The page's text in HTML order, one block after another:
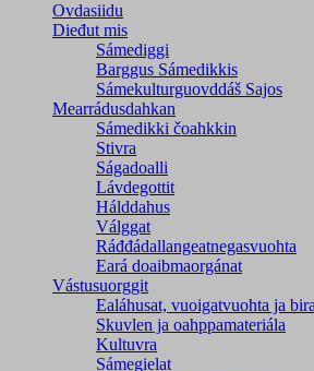
Ovdasiidu
Dieđut mis
Sámediggi
Barggus Sámedikkis
Sámekulturguovddáš Sajos
Mearrádusdahkan
Sámedikki čoahkkin
Stivra
Ságadoalli
Lávdegottit
Hálddahus
Válggat
Ráđđádallangeatnegas­vuohta
Eará doaibmaorgánat
Vástusuorggit
Ealáhusat, vuoigatvuohta ja
Skuvlen ja oahppamateriála
Kultuvra
Sámegielat